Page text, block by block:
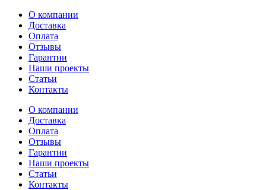
Перейти
содержимому
О компании
Доставка
Оплата
Отзывы
Гарантии
Наши проекты
Статьи
Контакты
О компании
Доставка
Оплата
Отзывы
Гарантии
Наши проекты
Статьи
Контакты